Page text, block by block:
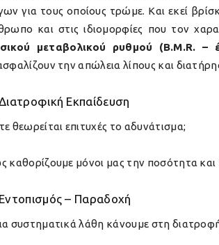
για τους οποίους τρώμε. Και εκεί
και στις ιδιομορφίες που τον
μεταβολικού ρυθμού (B.M.R. –
την απώλεια λίπους και
Εκπαίδευση
θεωρείται επιτυχές το αδυνάτισμα;
καθορίζουμε μόνοι μας την ποσότητα
– Παραδοχή
συστηματικά λάθη κάνουμε στη